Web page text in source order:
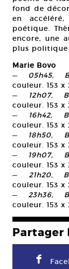
fond de
en
poétique.
encore, une
plus politique
Marie Bovo
— 05h45,
couleur. 153 x
—
12h07,
couleur. 153 x
—
16h42,
couleur. 153 x
— 18h50,
couleur. 153 x
— 19h07,
couleur. 153 x
— 21h20,
couleur. 153 x
— 23h36,
couleur. 153 x
Partager
F